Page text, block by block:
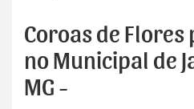
Coroas de
no Municipal de
MG -